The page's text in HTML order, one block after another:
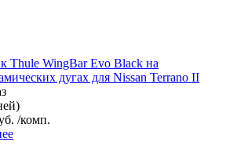
Thule WingBar Evo Black на
дугах для Nissan Terrano II
/комп.